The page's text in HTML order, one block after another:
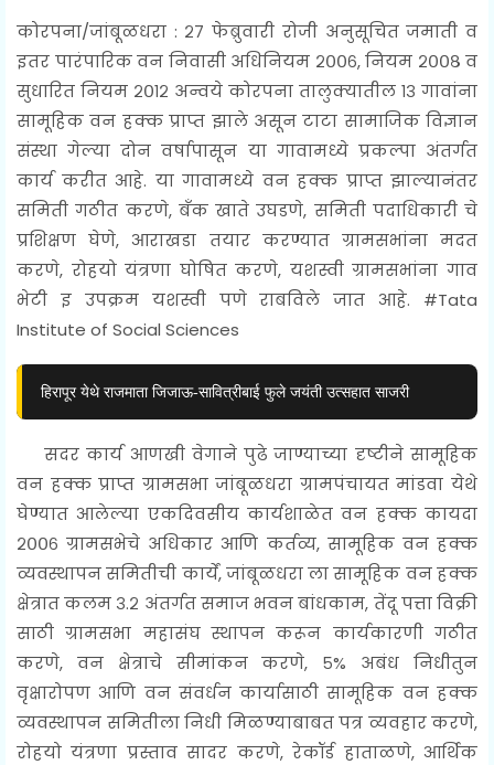
कोरपना/जांबूळधरा : २७ फेब्रुवारी रोजी अनुसूचित जमाती व
इतर पारंपारिक वन निवासी अधिनियम २००६, नियम २००८ व
सुधारित नियम २०१२ अन्वये कोरपना तालुक्यातील १३ गावांना
सामूहिक वन हक्क प्राप्त झाले असून टाटा सामाजिक विज्ञान
संस्था गेल्या दोन वर्षापासून या गावामध्ये प्रकल्पा अंतर्गत
कार्य करीत आहे. या गावामध्ये वन हक्क प्राप्त झाल्यानंतर
समिती गठीत करणे, बँक खाते उघडणे, समिती पदाधिकारी चे
प्रशिक्षण घेणे, आराखडा तयार करण्यात ग्रामसभांना मदत
करणे, रोहयो यंत्रणा घोषित करणे, यशस्वी ग्रामसभांना गाव
भेटी इ उपक्रम यशस्वी पणे राबविले जात आहे. #Tata
Institute of Social Sciences
हिरापूर येथे राजमाता जिजाऊ-सावित्रीबाई फुले जयंती उत्सहात साजरी
सदर कार्यआणखी वेगाने पुढे जाण्याच्या दृष्टीने सामूहिक
वन हक्क प्राप्त ग्रामसभा जांबूळधरा ग्रामपंचायत मांडवा येथे
घेण्यात आलेल्या एकदिवसीय कार्यशाळेत वन हक्क कायदा
२००६ ग्रामसभेचे अधिकार आणि कर्तव्य, सामूहिक वन हक्क
व्यवस्थापन समितीची कार्यें, जांबूळधरा ला सामूहिक वन हक्क
क्षेत्रात कलम ३.२ अंतर्गत समाज भवन बांधकाम, तेंदू पत्ता विक्री
साठी ग्रामसभा महासंघ स्थापन करून कार्यकारणी गठीत
करणे, वन क्षेत्राचे सीमांकन करणे, ५% अबंध निधीतुन
वृक्षारोपण आणि वन संवर्धन कार्यासाठी सामूहिक वन हक्क
व्यवस्थापन समितीला निधी मिळण्याबाबत पत्र व्यवहार करणे,
रोहयो यंत्रणा प्रस्ताव सादर करणे, रेकॉर्ड हाताळणे, आर्थिक